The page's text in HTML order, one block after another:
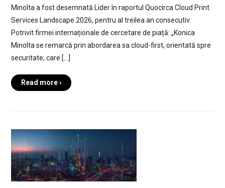
Minolta a fost desemnată Lider în raportul Quocirca Cloud Print
Services Landscape 2026, pentru al treilea an consecutiv.
Potrivit firmei internaționale de cercetare de piață: „Konica
Minolta se remarcă prin abordarea sa cloud-first, orientată spre
securitate, care […]
Read more ›